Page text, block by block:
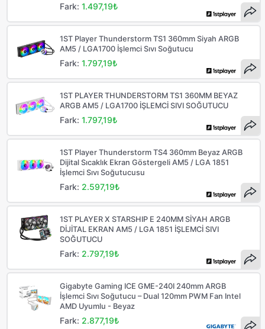
Fark:1.497,19₺
1ST Player Thunderstorm TS1 360mm Siyah ARGB
AM5 / LGA1700 İşlemci Sıvı Soğutucu
Fark:1.797,19₺
1ST PLAYER THUNDERSTORM TS1 360MM BEYAZ
ARGB AM5 / LGA1700 İŞLEMCİ SIVI SOĞUTUCU
Fark:1.797,19₺
1ST Player Thunderstorm TS4 360mm Beyaz ARGB
Dijital Sıcaklık Ekran Göstergeli AM5 / LGA 1851
İşlemci Sıvı Soğutucusu
Fark: 2.597,19₺
1ST PLAYER X STARSHIP E 240MM SİYAH ARGB
DİJİTAL EKRAN AM5 / LGA 1851 İŞLEMCİ SIVI
SOĞUTUCU
Fark: 2.797,19₺
Gigabyte Gaming ICE GME-240I 240mm ARGB
İşlemci Sıvı Soğutucu – Dual 120mm PWM Fan Intel
AMD Uyumlu - Beyaz
Fark: 2.877,19₺